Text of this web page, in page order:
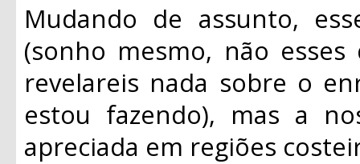
Mudando de assunto,
(sonho mesmo, não
revelareis nada sobre o
estou fazendo), mas a
apreciada em regiões